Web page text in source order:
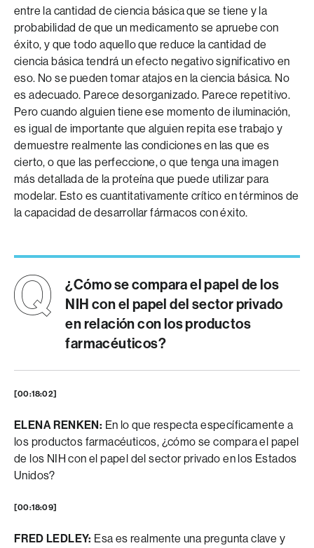
entre la cantidad de ciencia básica que se tiene y la
probabilidad de que un medicamento se apruebe con
éxito, y que todo aquello que reduce la cantidad de
ciencia básica tendrá un efecto negativo significativo en
eso. No se pueden tomar atajos en la ciencia básica. No
es adecuado. Parece desorganizado. Parece repetitivo.
Pero cuando alguien tiene ese momento de iluminación,
es igual de importante que alguien repita ese trabajo y
demuestre realmente las condiciones en las que es
cierto, o que las perfeccione, o que tenga una imagen
más detallada de la proteína que puede utilizar para
modelar. Esto es cuantitativamente crítico en términos de
la capacidad de desarrollar fármacos con éxito.
¿Cómo se compara el papel de los
NIH con el papel del sector privado
en relación con los productos
farmacéuticos?
[00:18:02]
ELENA RENKEN: En lo que respecta específicamente a
los productos farmacéuticos, ¿cómo se compara el papel
de los NIH con el papel del sector privado en los Estados
Unidos?
[00:18:09]
FRED LEDLEY: Esa es realmente una pregunta clave y